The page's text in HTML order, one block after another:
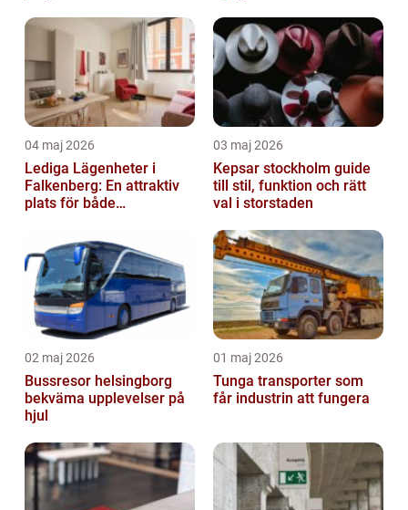
04 maj 2026
Lediga Lägenheter i
Falkenberg: En attraktiv
plats för både
semesterfirare
03 maj 2026
Kepsar stockholm guide
till stil, funktion och rätt
val i storstaden
02 maj 2026
Bussresor helsingborg
bekväma upplevelser på
hjul
01 maj 2026
Tunga transporter som
får industrin att fungera